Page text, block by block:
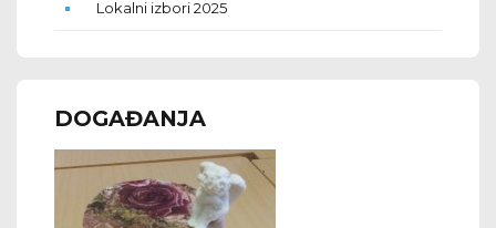
Lokalni izbori 2025
DOGAĐANJA